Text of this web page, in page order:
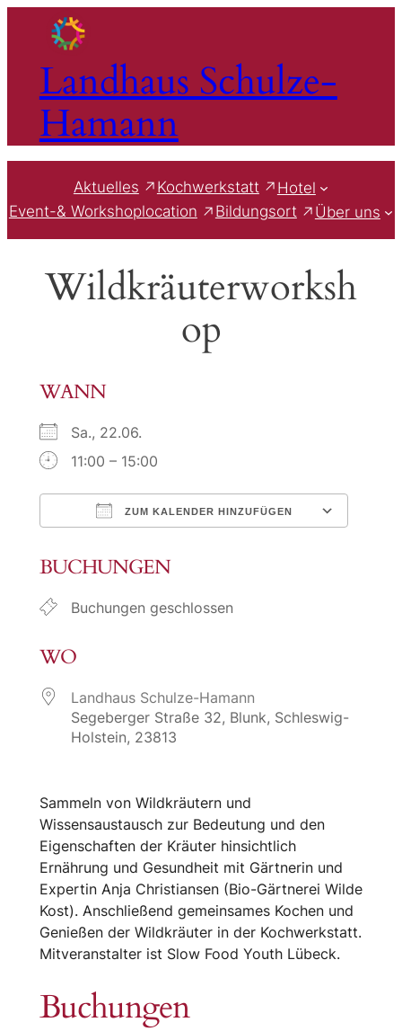
springenLandhaus Schulze-
Hamann
Aktuelles Kochwerkstatt
Hotel
Event-& Workshoplocation
Bildungsort Über uns
Wildkräuterworksh
op
WANN
Sa., 22.06.
11:00 – 15:00
ZUM KALENDER HINZUFÜGEN
BUCHUNGEN
Buchungen geschlossen
WO
Landhaus Schulze-Hamann
Segeberger Straße 32, Blunk, Schleswig-
Holstein, 23813
Sammeln von Wildkräutern und
Wissensaustausch zur Bedeutung und den
Eigenschaften der Kräuter hinsichtlich
Ernährung und Gesundheit mit Gärtnerin und
Expertin Anja Christiansen (Bio-Gärtnerei Wilde
Kost). Anschließend gemeinsames Kochen und
Genießen der Wildkräuter in der Kochwerkstatt.
Mitveranstalter ist Slow Food Youth Lübeck.
Buchungen